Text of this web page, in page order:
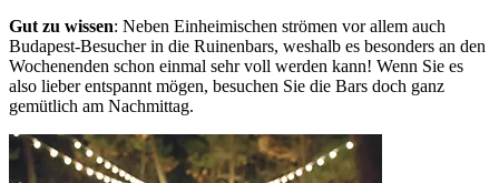
Gut zu wissen: Neben Einheimischen strömen vor allem auch
Budapest-Besucher in die Ruinenbars, weshalb es besonders an den
Wochenenden schon einmal sehr voll werden kann! Wenn Sie es
also lieber entspannt mögen, besuchen Sie die Bars doch ganz
gemütlich am Nachmittag.